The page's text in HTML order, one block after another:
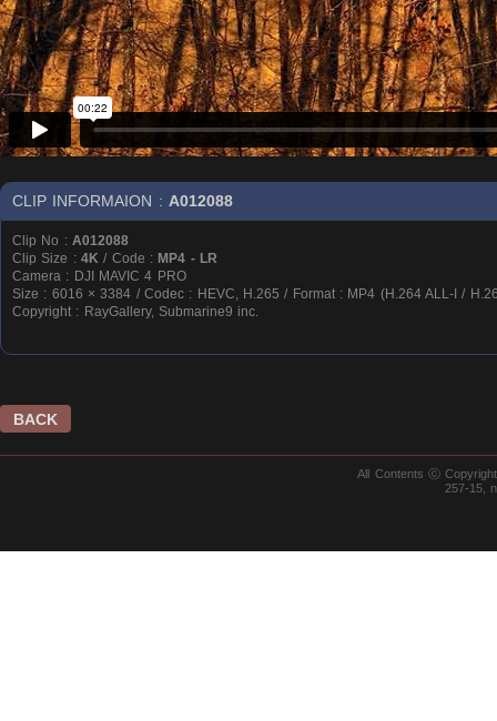
CLIP INFORMAION : A012088
Clip No : A012088
Clip Size : 4K / Code : MP4 - LR
Camera : DJI MAVIC 4 PRO
Size : 6016 × 3384 / Codec : HEVC, H.265 / Format : MP4 (H.264 ALL-I /
Copyright : RayGallery, Submarine9 inc.
BACK
All Contents ⓒ
257-15,